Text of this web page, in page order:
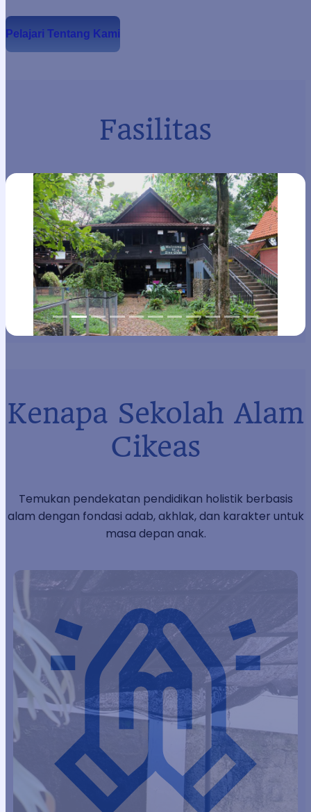
Pelajari Tentang Kami
Fasilitas
Kenapa Sekolah Alam
Cikeas
Temukan pendekatan pendidikan holistik berbasis
alam dengan fondasi adab, akhlak, dan karakter untuk
masa depan anak.